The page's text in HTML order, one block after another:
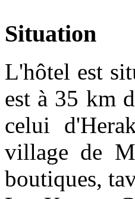
Situation
L'hôtel est
est à 35 km
celui
village de
boutiques,